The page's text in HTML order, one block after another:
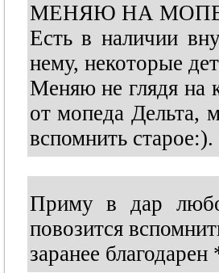
МЕНЯЮ НА
Есть в наличии
нему, некоторые
Меняю не глядя на
от мопеда Дельта,
вспомнить
Приму в дар
повозится
заранее благодарен